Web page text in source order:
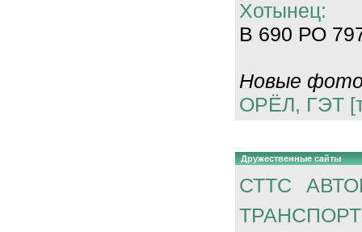
Хотынец:
В 690 РО
Новые
ОРЁЛ, ГЭТ
Дружественные сайты
СТТС
ТРАНСПОРТ